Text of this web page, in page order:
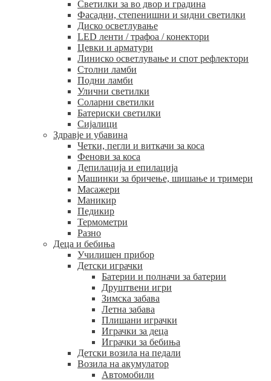
Светилки за во двор и градина
Фасадни, степенишни и ѕидни светилки
Диско осветлување
LED ленти / трафоа / конектори
Цевки и арматури
Линиско осветлување и спот рефлектори
Столни ламби
Подни ламби
Улични светилки
Соларни светилки
Батериски светилки
Сијалици
Здравје и убавина
Четки, пегли и виткачи за коса
Фенови за коса
Депилација и епилација
Машинки за бричење, шишање и тримери
Масажери
Маникир
Педикир
Термометри
Разно
Деца и бебиња
Училишен прибор
Детски играчки
Батерии и полначи за батерии
Друштвени игри
Зимска забава
Летна забава
Плишани играчки
Играчки за деца
Играчки за бебиња
Детски возила на педали
Возила на акумулатор
Автомобили